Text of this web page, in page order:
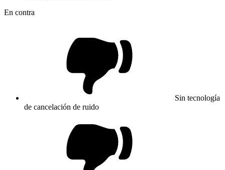
En contra
Sin tecnología
de cancelación de ruido